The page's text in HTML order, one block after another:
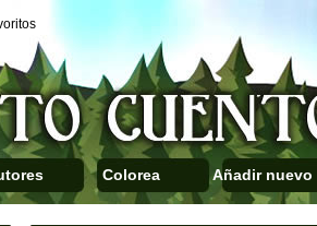
Colorea Añadir nuevo